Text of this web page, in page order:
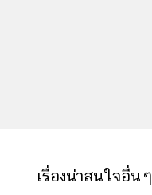
เรื่องน่าสนใจอื่นๆ